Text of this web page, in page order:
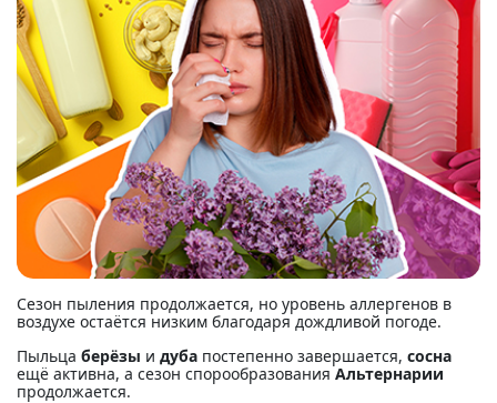
Сезон пыления продолжается, но уровень аллергенов в
воздухе остаётся низким благодаря дождливой погоде.
Пыльца берёзы и дуба постепенно завершается, сосна
ещё активна, а сезон спорообразованияАльтернарии
продолжается.